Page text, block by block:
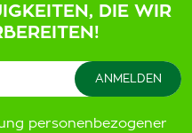
DIE WIR
personenbezogener